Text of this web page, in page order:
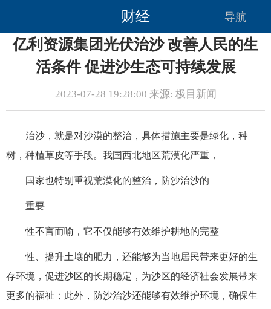
财经 导航
亿利资源集团光伏治沙 改善人民的生
活条件 促进沙生态可持续发展
2023-07-28 19:28:00 来源: 极目新闻
治沙，就是对沙漠的整治，具体措施主要是绿化，种
树，种植草皮等手段。我国西北地区荒漠化严重，
国家也特别重视荒漠化的整治，防沙治沙的
重要
性不言而喻，它不仅能够有效维护耕地的完整
性、提升土壤的肥力，还能够为当地居民带来更好的生
存环境，促进沙区的长期稳定，为沙区的经济社会发展带来
更多的福祉；此外，防沙治沙还能够有效维护环境，确保生